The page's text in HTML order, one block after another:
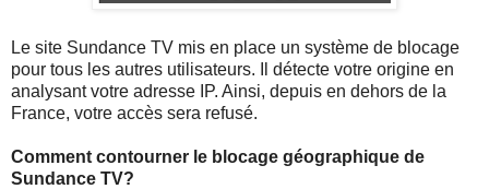
Le site Sundance TV mis en place un système de blocage
pour tous les autres utilisateurs. Il détecte votre origine en
analysant votre adresse IP. Ainsi, depuis en dehors de la
France, votre accès sera refusé.
Comment contourner le blocage géographique de
Sundance TV?